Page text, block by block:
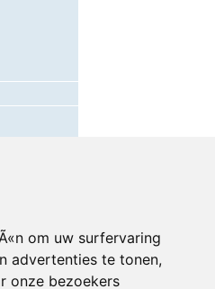
om uw surfervaring
advertenties te tonen,
onze bezoekers